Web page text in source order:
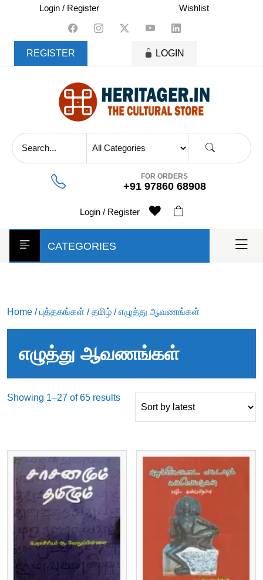
content
Login / Register Wishlist
REGISTER LOGIN
FOR ORDERS
+91 97860 68908
Login / Register
CATEGORIES
Home /புத்தகங்கள் /தமிழ் / எழுத்து ஆவணங்கள்
எழுத்து ஆவணங்கள்
Showing 1–27 of 65 resultsSorted